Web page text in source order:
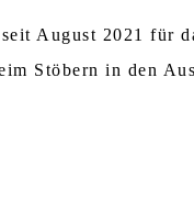
August 2021 für
Stöbern in den